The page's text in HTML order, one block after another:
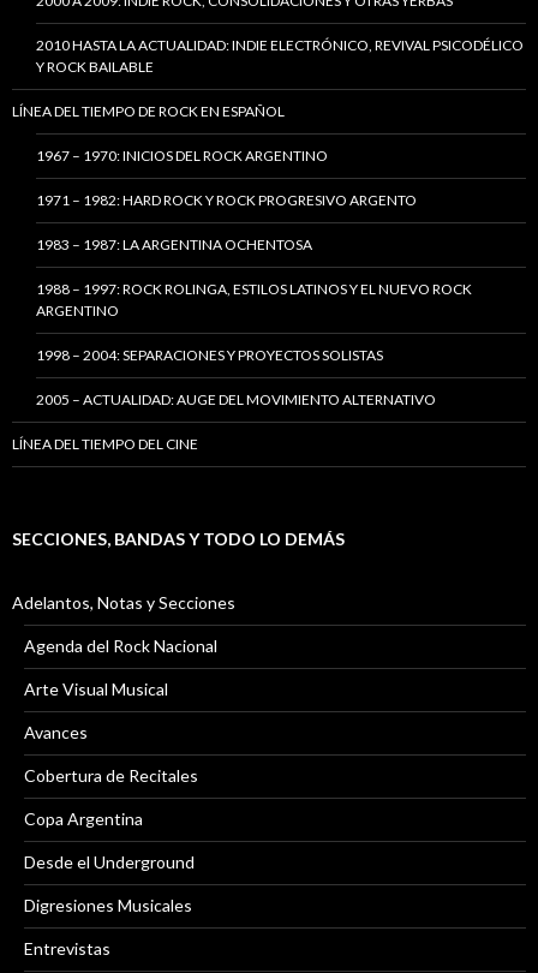
2010 HASTA LA ACTUALIDAD: INDIE ELECTRÓNICO, REVIVAL PSICODÉLICO
Y ROCK BAILABLE
LÍNEA DEL TIEMPO DE ROCK EN ESPAÑOL
1967 – 1970: INICIOS DEL ROCK ARGENTINO
1971 – 1982: HARD ROCK Y ROCK PROGRESIVO ARGENTO
1983 – 1987: LA ARGENTINA OCHENTOSA
1988 – 1997: ROCK ROLINGA, ESTILOS LATINOS Y EL NUEVO ROCK
ARGENTINO
1998 – 2004: SEPARACIONES Y PROYECTOS SOLISTAS
2005 – ACTUALIDAD: AUGE DEL MOVIMIENTO ALTERNATIVO
LÍNEA DEL TIEMPO DEL CINE
SECCIONES, BANDAS Y TODO LO DEMÁS
Adelantos, Notas y Secciones
Agenda del Rock Nacional
Arte Visual Musical
Avances
Cobertura de Recitales
Copa Argentina
Desde el Underground
Digresiones Musicales
Entrevistas